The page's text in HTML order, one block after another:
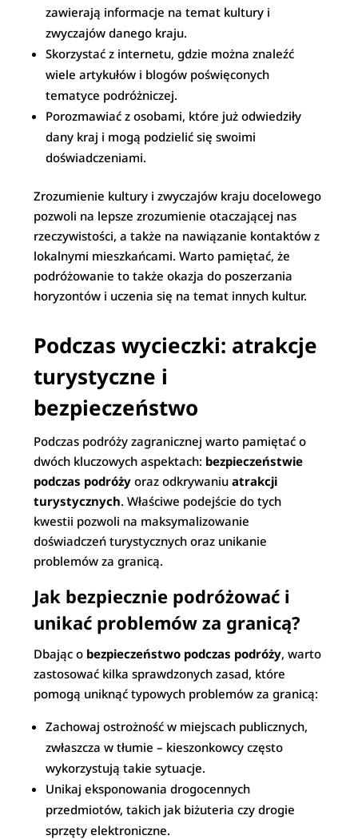
zawierają informacje na temat kultury i
zwyczajów danego kraju.
Skorzystać z internetu, gdzie można znaleźć
wiele artykułów i blogów poświęconych
tematyce podróżniczej.
Porozmawiać z osobami, które już odwiedziły
dany kraj i mogą podzielić się swoimi
doświadczeniami.
Zrozumienie kultury i zwyczajów kraju docelowego
pozwoli na lepsze zrozumienie otaczającej nas
rzeczywistości, a także na nawiązanie kontaktów z
lokalnymi mieszkańcami. Warto pamiętać, że
podróżowanie to także okazja do poszerzania
horyzontów i uczenia się na temat innych kultur.
Podczas wycieczki: atrakcje
turystyczne i
bezpieczeństwo
Podczas podróży zagranicznej warto pamiętać o
dwóch kluczowych aspektach: bezpieczeństwie
podczas podróży oraz odkrywaniuatrakcji
turystycznych. Właściwe podejście do tych
kwestii pozwoli na maksymalizowanie
doświadczeń turystycznych oraz unikanie
problemów za granicą.
Jak bezpiecznie podróżować i
unikać problemów za granicą?
Dbając o bezpieczeństwo podczas podróży, warto
zastosować kilka sprawdzonych zasad, które
pomogą uniknąć typowych problemów za granicą:
Zachowaj ostrożność w miejscach publicznych,
zwłaszcza w tłumie – kieszonkowcy często
wykorzystują takie sytuacje.
Unikaj eksponowania drogocennych
przedmiotów, takich jak biżuteria czy drogie
sprzęty elektroniczne.